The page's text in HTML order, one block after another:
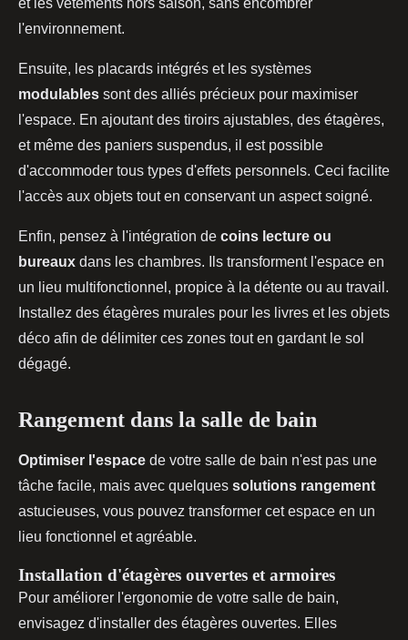
et les vêtements hors saison, sans encombrer
l'environnement.
Ensuite, les placards intégrés et les systèmes
modulables sont des alliés précieux pour maximiser
l'espace. En ajoutant des tiroirs ajustables, des étagères,
et même des paniers suspendus, il est possible
d'accommoder tous types d'effets personnels. Ceci facilite
l'accès aux objets tout en conservant un aspect soigné.
Enfin, pensez à l'intégration de coins lecture ou
bureaux dans les chambres. Ils transforment l'espace en
un lieu multifonctionnel, propice à la détente ou au travail.
Installez des étagères murales pour les livres et les objets
déco afin de délimiter ces zones tout en gardant le sol
dégagé.
Rangement dans la salle de bain
Optimiser l'espace de votre salle de bain n'est pas une
tâche facile, mais avec quelques solutions rangement
astucieuses, vous pouvez transformer cet espace en un
lieu fonctionnel et agréable.
Installation d'étagères ouvertes et armoires
Pour améliorer l'ergonomie de votre salle de bain,
envisagez d'installer des étagères ouvertes. Elles